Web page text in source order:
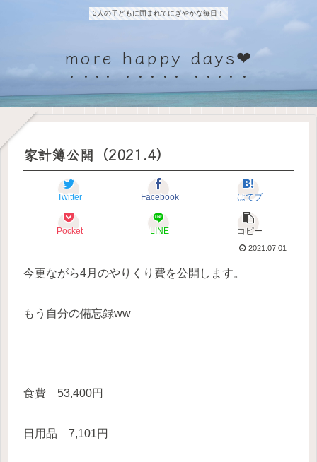
3人の子どもに囲まれてにぎやかな毎日！
more happy days❤
家計簿公開（2021.4）
Twitter Facebook はてブ
Pocket LINE コピー
2021.07.01
今更ながら4月のやりくり費を公開します。
もう自分の備忘録ww
食費 53,400円
日用品 7,101円